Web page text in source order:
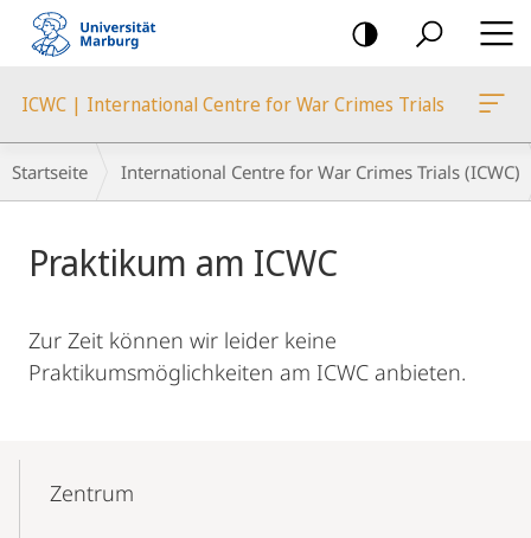
Mobile-
Navigation
ICWC | International Centre for War Crimes Trials
Breadcrumb-
Navigation
Startseite International Centre for War Crimes Trials (ICWC)
Praktikum am ICWC
Zur Zeit können wir leider keine
Praktikumsmöglichkeiten am ICWC anbieten.
NavigationZentrum